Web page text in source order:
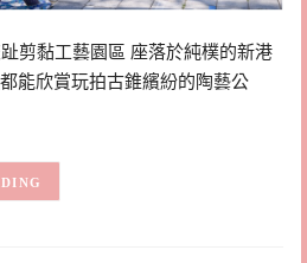
剪黏工藝園區 座落於純樸的新港
能欣賞玩拍古錐繽紛的陶藝公